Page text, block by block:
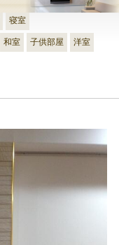
寝室
和室 子供部屋 洋室